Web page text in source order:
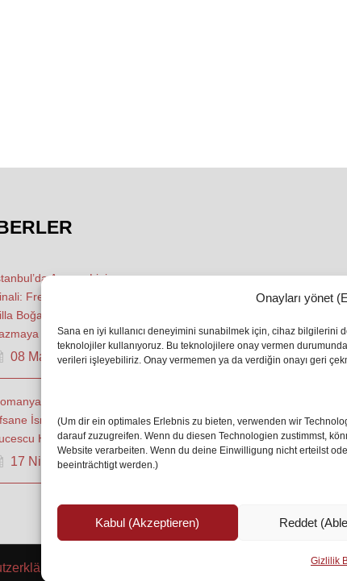
Onayları yönet
Sana en iyi kullanıcı deneyimini sunabilmek için, cihaz bilgilerini
teknolojiler kullanıyoruz. Bu teknolojilere onay vermen
verileri işleyebiliriz. Onay vermemen ya da verdiğin onayı geri
(Um dir ein optimales Erlebnis zu bieten, verwenden wir
darauf zuzugreifen. Wenn du diesen Technologien zustimmst,
Website verarbeiten. Wenn du deine Einwilligung nicht erteilst
beeinträchtigt werden.)
Kabul (Akzeptieren) Reddet
Gizlilik
Avrupa Ligi
Freiburg ve Aston
Boğaz’da Tarih
Hazırlanıyor
08 May 2026
Futbolunun
İsmi Mircea
Hayatını Kaybetti
17 Nis 2026
Gizlilik ve Güvenlik